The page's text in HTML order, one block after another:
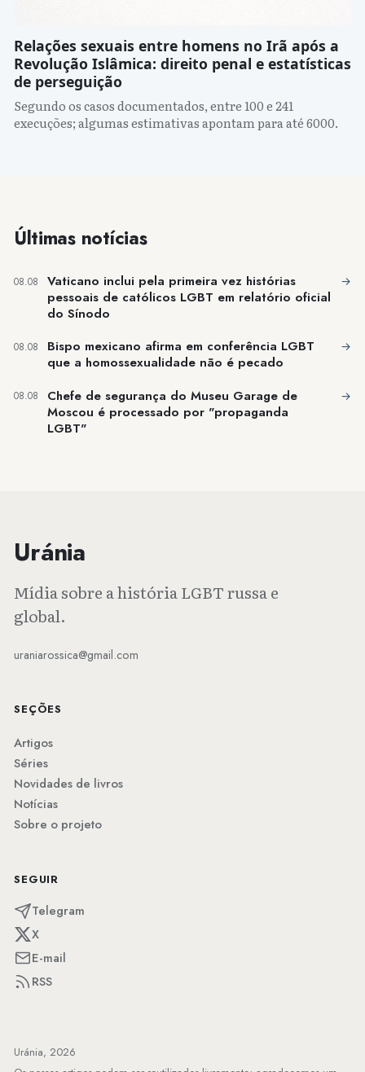
Relações sexuais entre homens no Irã após a
Revolução Islâmica: direito penal e estatísticas
de perseguição
Segundo os casos documentados, entre 100 e 241
execuções; algumas estimativas apontam para até 6000.
Últimas notícias
08.08
Vaticano inclui pela primeira vez histórias
pessoais de católicos LGBT em relatório oficial
do Sínodo
→
08.08
Bispo mexicano afirma em conferência LGBT
que a homossexualidade não é pecado
→
08.08
Chefe de segurança do Museu Garage de
Moscou é processado por "propaganda
LGBT"
→
Uránia
Mídia sobre a história LGBT russa e
global.
uraniarossica@gmail.com
SEÇÕES
Artigos
Séries
Novidades de livros
Notícias
Sobre o projeto
SEGUIR
Telegram
X
E-mail
RSS
Uránia, 2026